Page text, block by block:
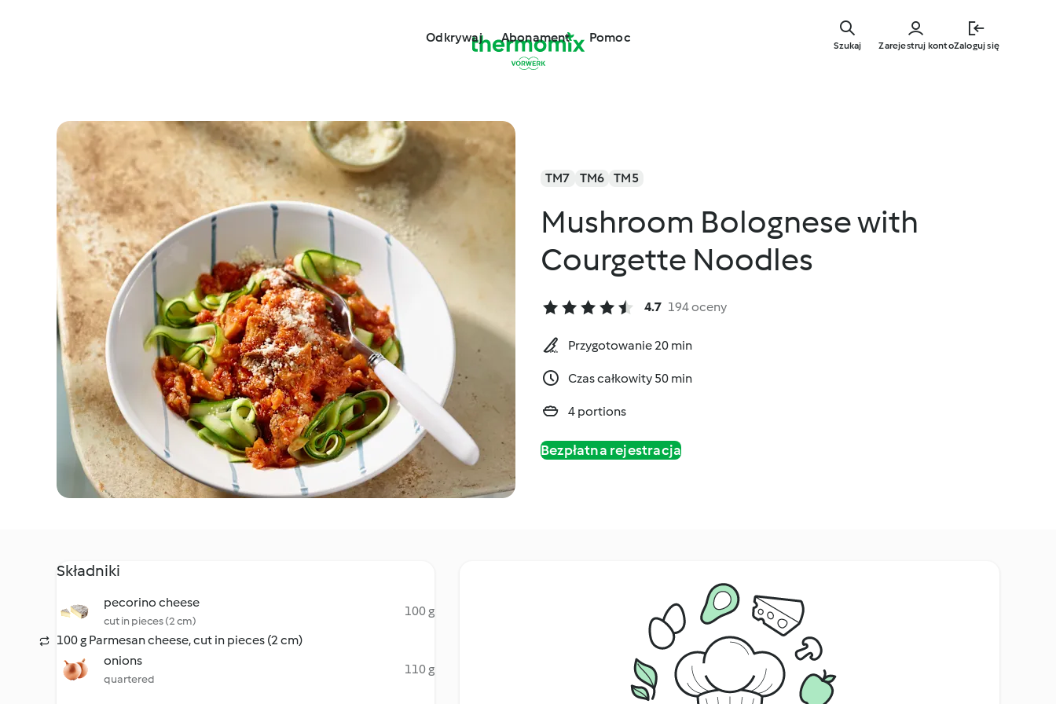
głównej
Odkrywaj Abonament Pomoc
Zarejestruj kontoZaloguj się
Szukaj
TM7 TM6 TM5
Mushroom Bolognese with
Courgette Noodles
4.7 194 oceny
Przygotowanie 20 min
Czas całkowity 50 min
4 portions
Bezpłatna rejestracja
Składniki
pecorino cheese
cut in pieces (2 cm)
100 g
100 g Parmesan cheese, cut in pieces (2 cm)
onions
quartered
110 g